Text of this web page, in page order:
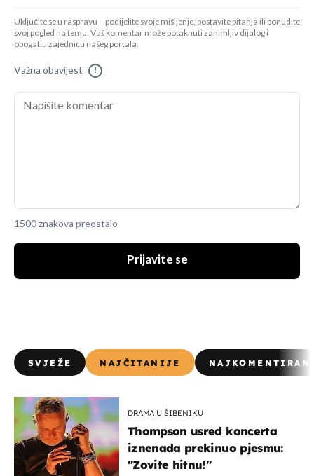
Uključite se u raspravu – podijelite svoje mišljenje, postavite pitanja ili ponudite
svoj pogled na temu. Vaš komentar može potaknuti zanimljiv dijalog i
obogatiti zajednicu našeg portala.
Važna obavijest !
1500 znakova preostalo
Prijavite se
SVJEŽE NAJČITANIJE
DRAMA U ŠIBENIKU
Thompson usred koncerta
iznenada prekinuo pjesmu:
"Zovite hitnu!"